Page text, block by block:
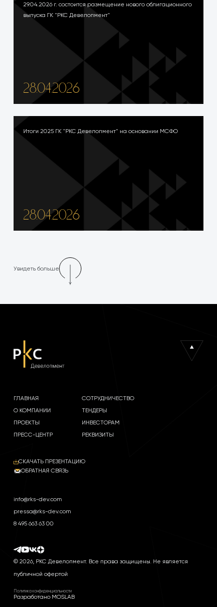
29.04.2026 г. состоится размещение нового облигационного
выпуска ГК "РКС Девелопмент"
28.04.2026
Итоги 2025 ГК "РКС Девелопмент" на основании МСФО
28.04.2026
Увидеть больше
ГЛАВНАЯ
О КОМПАНИИ
ПРОЕКТЫ
ПРЕСС-ЦЕНТР
СОТРУДНИЧЕСТВО
ТЕНДЕРЫ
ИНВЕСТОРАМ
РЕКВИЗИТЫ
ОБРАТНАЯ СВЯЗЬ
СКАЧАТЬ ПРЕЗЕНТАЦИЮ
info@rks-dev.com
pressa@rks-dev.com
8 495 663 63 00
© 2026, РКС Девелопмент. Все права защищены. Не является
публичной офертой
Политика конфиденциальности
Разработано MOSLAB